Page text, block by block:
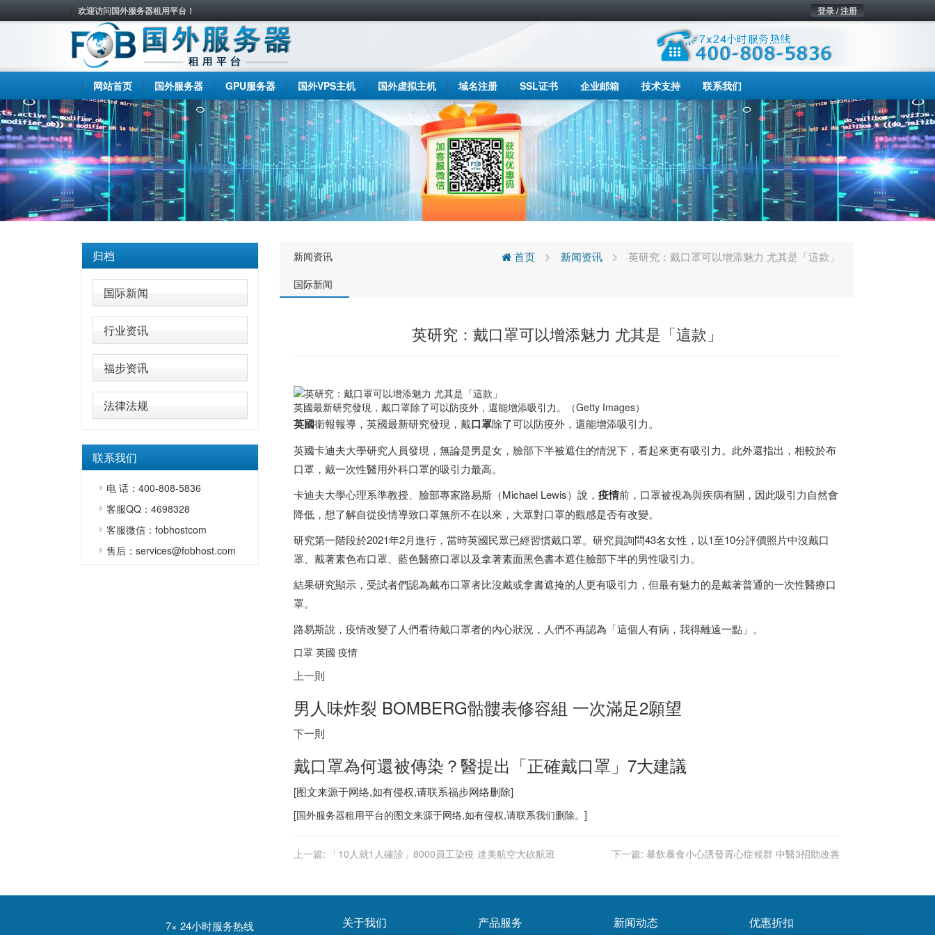
欢迎访问国外服务器租用平台！ 登录 / 注册
网站首页 国外服务器 GPU服务器 国外VPS主机 国外虚拟主机 域名注册 SSL证书 企业邮箱 技术支持 联系我们
归档
国际新闻
行业资讯
福步资讯
法律法规
联系我们
电 话：400-808-5836
客服QQ：4698328
客服微信：fobhostcom
售后：services@fobhost.com
新闻资讯
国际新闻
首页 新闻资讯 英研究：戴口罩可以增添魅力 尤其是「這款」
英研究：戴口罩可以增添魅力 尤其是「這款」
英國最新研究發現，戴口罩除了可以防疫外，還能增添吸引力。（Getty Images）
英國衛報報導，英國最新研究發現，戴口罩除了可以防疫外，還能增添吸引力。
英國卡迪夫大學研究人員發現，無論是男是女，臉部下半被遮住的情況下，看起來更有吸引力。此外還指出，相較於布
口罩，戴一次性醫用外科口罩的吸引力最高。
卡迪夫大學心理系準教授、臉部專家路易斯（Michael Lewis）說， 疫情前，口罩被視為與疾病有關，因此吸引力自然會
降低，想了解自從疫情導致口罩無所不在以來，大眾對口罩的觀感是否有改變。
研究第一階段於2021年2月進行，當時英國民眾已經習慣戴口罩。研究員詢問43名女性，以1至10分評價照片中沒戴口
罩、戴著素色布口罩、藍色醫療口罩以及拿著素面黑色書本遮住臉部下半的男性吸引力。
結果研究顯示，受試者們認為戴布口罩者比沒戴或拿書遮掩的人更有吸引力，但最有魅力的是戴著普通的一次性醫療口
罩。
路易斯說，疫情改變了人們看待戴口罩者的內心狀況，人們不再認為「這個人有病，我得離遠一點」。
口罩 英國 疫情
上一則
男人味炸裂 BOMBERG骷髏表修容組 一次滿足2願望
下一則
戴口罩為何還被傳染？醫提出「正確戴口罩」7大建議
[图文来源于网络,如有侵权,请联系福步网络删除]
[国外服务器租用平台的图文来源于网络,如有侵权,请联系我们删除。]
上一篇: 「10人就1人確診」8000員工染疫 達美航空大砍航班 下一篇: 暴飲暴食小心誘發胃心症候群 中醫3招助改善
7× 24小时服务热线 关于我们 产品服务 新闻动态 优惠折扣